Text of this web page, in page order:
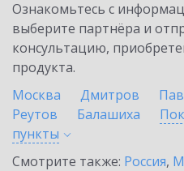
Ознакомьтесь с
выберите партнёра и
консультацию,
продукта.
Москва
Дмитров
Реутов
Балашиха
пункты
Смотрите также: Россия,